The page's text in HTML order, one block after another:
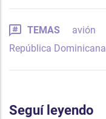
TEMAS avión
República Dominicana
Seguí leyendo